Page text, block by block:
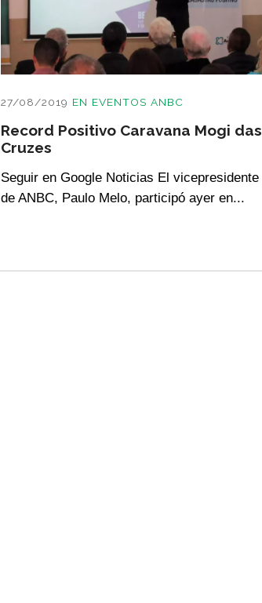
27/08/2019 EN EVENTOS ANBC
Record Positivo Caravana Mogi das
Cruzes
Seguir en Google Noticias El vicepresidente
de ANBC, Paulo Melo, participó ayer en...